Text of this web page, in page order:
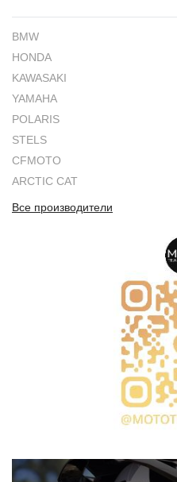
BMW
HONDA
KAWASAKI
YAMAHA
POLARIS
STELS
CFMOTO
ARCTIC CAT
Все производители